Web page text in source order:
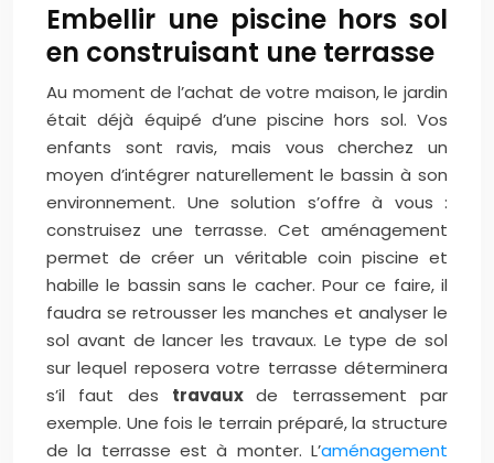
Embellir une piscine hors sol
en construisant une terrasse
Au moment de l’achat de votre maison, le jardin
était déjà équipé d’une piscine hors sol. Vos
enfants sont ravis, mais vous cherchez un
moyen d’intégrer naturellement le bassin à son
environnement. Une solution s’offre à vous :
construisez une terrasse. Cet aménagement
permet de créer un véritable coin piscine et
habille le bassin sans le cacher. Pour ce faire, il
faudra se retrousser les manches et analyser le
sol avant de lancer les travaux. Le type de sol
sur lequel reposera votre terrasse déterminera
s’il faut des travauxde terrassement par
exemple. Une fois le terrain préparé, la structure
de la terrasse est à monter. L’aménagement